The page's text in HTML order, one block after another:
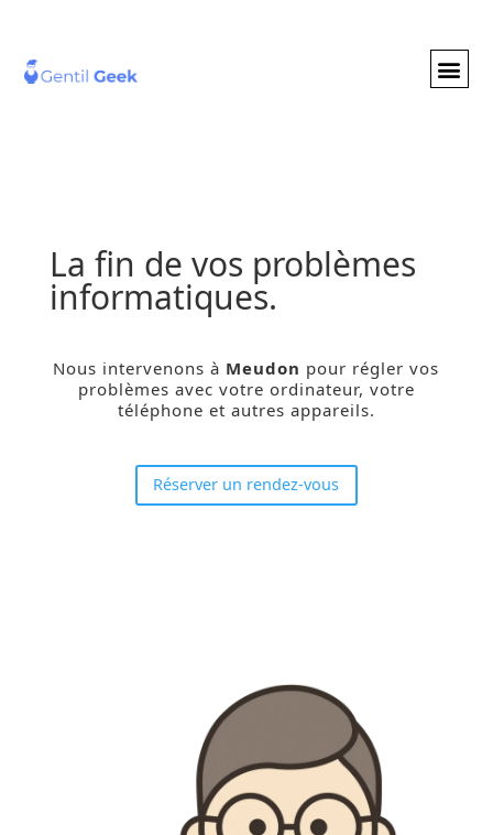
La fin de vos problèmes
informatiques.
Nous intervenons à Meudon pour régler vos
problèmes avec votre ordinateur, votre
téléphone et autres appareils.
Réserver un rendez-vous